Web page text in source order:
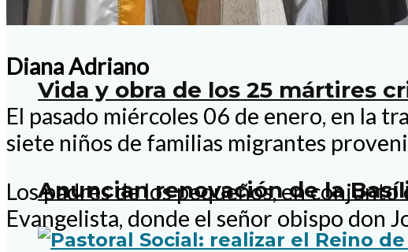
Nacional
Vida y obra de los 25 mártires
Anuncian renovación de la
Diana Adriano
El pasado miércoles 06 de enero, en la
siete niños de familias migrantes
Los padres de los pequeños, en
Evangelista, donde el señor obispo don